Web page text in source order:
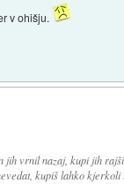
v ohišju.
jih vrnil nazaj, kupi jih
kupiš lahko